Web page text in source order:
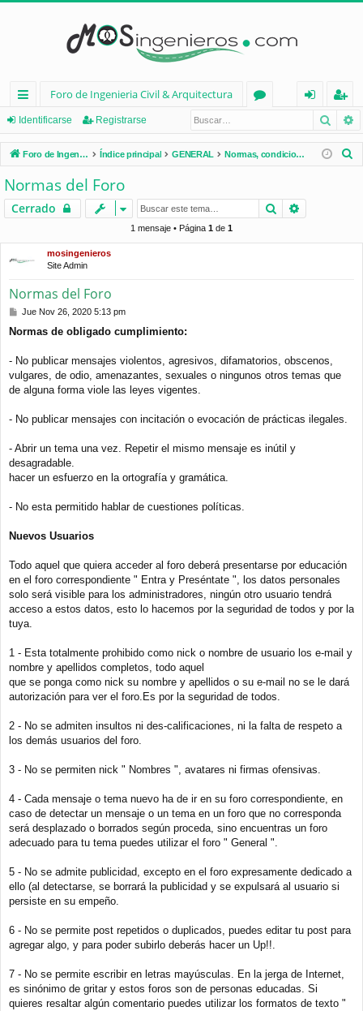
nl
ac
es
rá
pi
d
Foro de Ingenieria Civil & Arquitectura
os
nt
ifi
e
eg
ist
ra
Identificarse Registrarse
Foro de Ingenieria Civil & Arquitectura Índice principal GENERAL Normas, condiciones de uso, términos...
r
Normas del Foro
Cerrado Buscar
1 mensaje • Página 1 de 1
mosingenieros
Site Admin
Normas del Foro
M
n
a
j
Jue Nov 26, 2020 5:13 pm
Normas de obligado cumplimiento:
- No publicar mensajes violentos, agresivos, difamatorios, obscenos,
vulgares, de odio, amenazantes, sexuales o ningunos otros temas que
de alguna forma viole las leyes vigentes.
- No publicar mensajes con incitación o evocación de prácticas ilegales.
- Abrir un tema una vez. Repetir el mismo mensaje es inútil y
desagradable.
hacer un esfuerzo en la ortografía y gramática.
- No esta permitido hablar de cuestiones políticas.
Nuevos Usuarios
Todo aquel que quiera acceder al foro deberá presentarse por educación
en el foro correspondiente " Entra y Preséntate ", los datos personales
solo será visible para los administradores, ningún otro usuario tendrá
acceso a estos datos, esto lo hacemos por la seguridad de todos y por la
tuya.
1 - Esta totalmente prohibido como nick o nombre de usuario los e-mail y
nombre y apellidos completos, todo aquel
que se ponga como nick su nombre y apellidos o su e-mail no se le dará
autorización para ver el foro.Es por la seguridad de todos.
2 - No se admiten insultos ni des-calificaciones, ni la falta de respeto a
los demás usuarios del foro.
3 - No se permiten nick " Nombres ", avatares ni firmas ofensivas.
4 - Cada mensaje o tema nuevo ha de ir en su foro correspondiente, en
caso de detectar un mensaje o un tema en un foro que no corresponda
será desplazado o borrados según proceda, sino encuentras un foro
adecuado para tu tema puedes utilizar el foro " General ".
5 - No se admite publicidad, excepto en el foro expresamente dedicado a
ello (al detectarse, se borrará la publicidad y se expulsará al usuario si
persiste en su empeño.
6 - No se permite post repetidos o duplicados, puedes editar tu post para
agregar algo, y para poder subirlo deberás hacer un Up!!.
7 - No se permite escribir en letras mayúsculas. En la jerga de Internet,
es sinónimo de gritar y estos foros son de personas educadas. Si
quieres resaltar algún comentario puedes utilizar los formatos de texto "